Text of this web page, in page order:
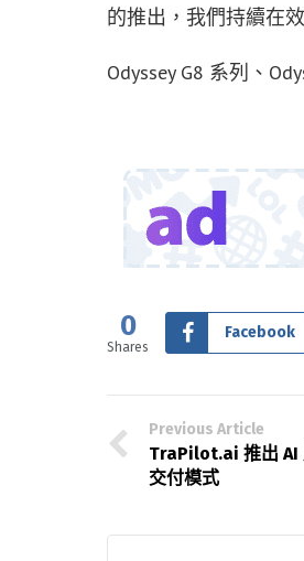
的推出，我們持續在
Odyssey G8 系列、
0
Shares
Facebook
Previous Article
TraPilot.ai 推出 AI
交付模式